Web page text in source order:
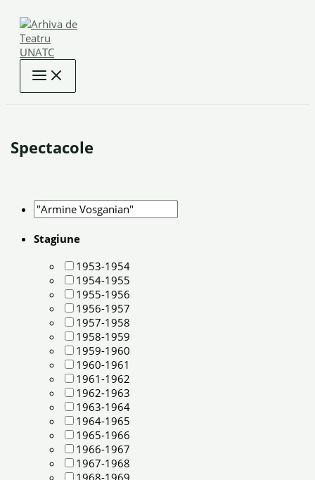
content
Spectacole
Stagiune
1953-1954
1954-1955
1955-1956
1956-1957
1957-1958
1958-1959
1959-1960
1960-1961
1961-1962
1962-1963
1963-1964
1964-1965
1965-1966
1966-1967
1967-1968